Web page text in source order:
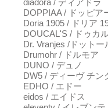
diadora / ディアドラ
DOPPIAA / ドッピア
Doria 1905 / ドリア
DOUCAL'S / ドゥカ
Dr. Vranjes /ドットー
Drumohr / ドルモア
DUNO / デュノ
DW5 / ディーヴ チン
EDHO / エドー
eidos / エイドス